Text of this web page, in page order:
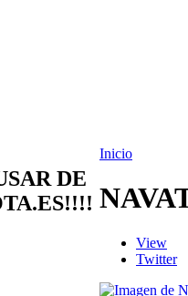
DE
Inicio
View
Twitter